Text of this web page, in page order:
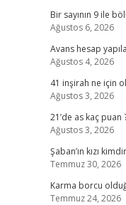
Bir sayının 9 ile
Ağustos 6, 2026
Avans hesap
Ağustos 4, 2026
41 inşirah ne için
Ağustos 3, 2026
21’de as kaç puan
Ağustos 3, 2026
Şaban’ın kızı
Temmuz 30, 2026
Karma borcu
Temmuz 24, 2026